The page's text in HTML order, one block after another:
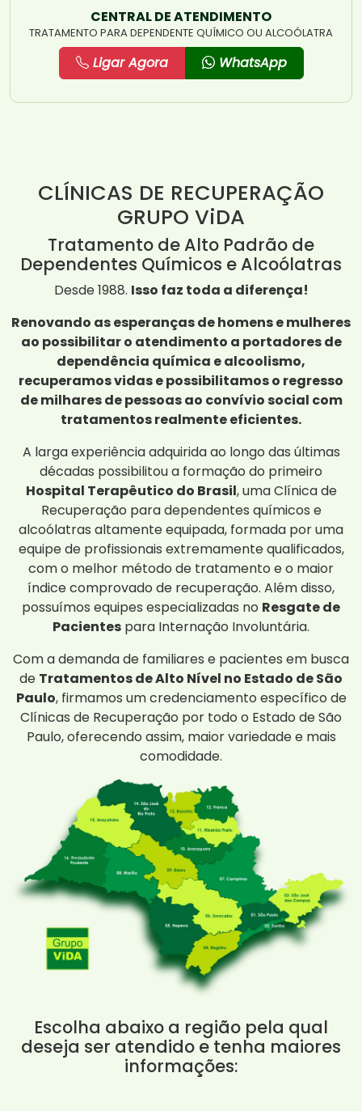
CENTRAL DE ATENDIMENTO
TRATAMENTO PARA DEPENDENTE QUÍMICO OU ALCOÓLATRA
Ligar Agora WhatsApp
CLÍNICAS DE RECUPERAÇÃO
GRUPO ViDA
Tratamento de Alto Padrão de
Dependentes Químicos e Alcoólatras
Desde 1988. Isso faz toda a diferença!
Renovando as esperanças de homens e mulheres
ao possibilitar o atendimento a portadores de
dependência química e alcoolismo,
recuperamos vidas e possibilitamos o regresso
de milhares de pessoas ao convívio social com
tratamentos realmente eficientes.
A larga experiência adquirida ao longo das últimas
décadas possibilitou a formação do primeiro
Hospital Terapêutico do Brasil, uma Clínica de
Recuperação para dependentes químicos e
alcoólatras altamente equipada, formada por uma
equipe de profissionais extremamente qualificados,
com o melhor método de tratamento e o maior
índice comprovado de recuperação. Além disso,
possuímos equipes especializadas no Resgate de
Pacientes para Internação Involuntária.
Com a demanda de familiares e pacientes em busca
de Tratamentos de Alto Nível no Estado de São
Paulo, firmamos um credenciamento específico de
Clínicas de Recuperação por todo o Estado de São
Paulo, oferecendo assim, maior variedade e mais
comodidade.
Escolha abaixo a região pela qual
deseja ser atendido e tenha maiores
informações: